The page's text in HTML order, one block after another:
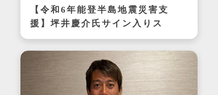
【令和6年能登半島地震災害支
援】坪井慶介氏サイン入りス
パイク